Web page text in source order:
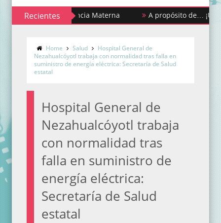
Recientes
de la Lactancia Materna A propósito de… ¡Urgencias
Home Salud
Hospital General de
Nezahualcóyotl trabaja con normalidad tras falla en
suministro de energía eléctrica: Secretaría de Salud
estatal
Hospital General de
Nezahualcóyotl trabaja
con normalidad tras
falla en suministro de
energía eléctrica:
Secretaría de Salud
estatal